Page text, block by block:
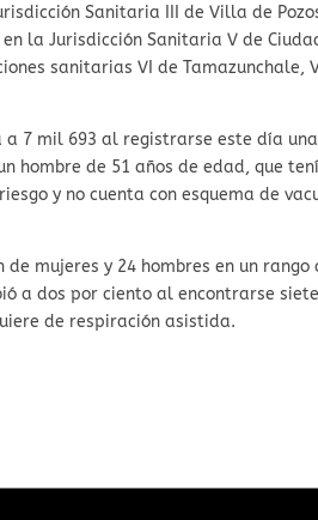
Sanitaria III de Villa de
la Jurisdicción Sanitaria V de
sanitarias VI de Tamazunchale,
7 mil 693 al registrarse este día
hombre de 51 años de edad, que
y no cuenta con esquema de
de mujeres y 24 hombres en un
a dos por ciento al encontrarse
de respiración asistida.